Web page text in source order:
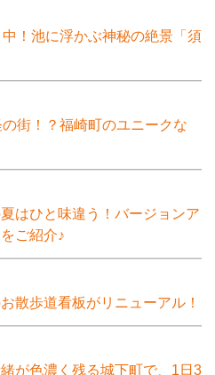
！池に浮かぶ神秘の絶景「須
街！？福崎町のユニークな
はひと味違う！バージョンア
ご紹介♪
散歩道看板がリニューアル！
が色濃く残る城下町で、1日3